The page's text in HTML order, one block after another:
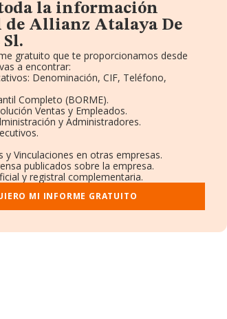
la información
de Allianz Atalaya De
gratuito que te proporcionamos desde
a encontrar:
Denominación, CIF, Teléfono,
Completo (BORME).
Ventas y Empleados.
y Administradores.
y Vinculaciones en otras empresas.
publicados sobre la empresa.
y registral complementaria.
MI INFORME GRATUITO